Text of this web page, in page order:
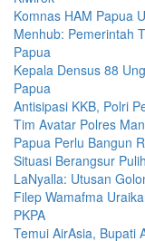
Komnas HAM Papua
Menhub: Pemerintah
Papua
Kepala Densus 88
Papua
Antisipasi KKB, Polri
Tim Avatar Polres
Papua Perlu Bangun
Situasi Berangsur
LaNyalla: Utusan
Filep Wamafma
PKPA
Temui AirAsia, Bupati